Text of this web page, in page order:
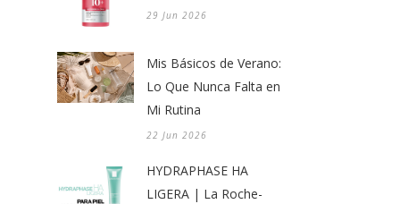
29 Jun 2026
Mis Básicos de Verano:
Lo Que Nunca Falta en
Mi Rutina
22 Jun 2026
HYDRAPHASE HA
LIGERA | La Roche-